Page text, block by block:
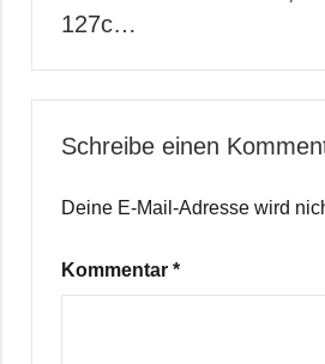
127c…
Schreibe einen
Deine E-Mail-Adresse wird
Kommentar *